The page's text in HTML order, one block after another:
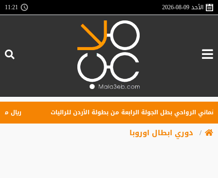
الأحد2026-08-09
11:21
الرواحي بطل الجولة الرابعة من بطولة الأردن للراليات ريال
دوري ابطال اوروبا